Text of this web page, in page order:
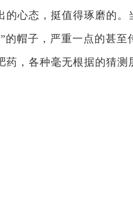
的心态，挺值得琢磨的
的帽子，严重一点的甚
，各种毫无根据的猜测